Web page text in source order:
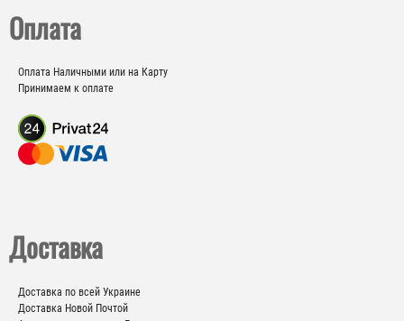
Оплата
Оплата Наличными или на Карту
Принимаем к оплате
Доставка
Доставка по всей Украине
Доставка Новой Почтой